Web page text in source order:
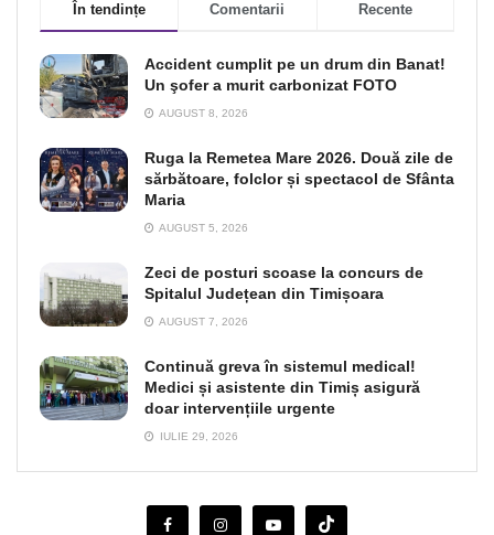
În tendințe Comentarii Recente
Accident cumplit pe un drum din Banat!
Un şofer a murit carbonizat FOTO
AUGUST 8, 2026
Ruga la Remetea Mare 2026. Două zile de
sărbătoare, folclor și spectacol de Sfânta
Maria
AUGUST 5, 2026
Zeci de posturi scoase la concurs de
Spitalul Județean din Timișoara
AUGUST 7, 2026
Continuă greva în sistemul medical!
Medici și asistente din Timiș asigură
doar intervențiile urgente
IULIE 29, 2026